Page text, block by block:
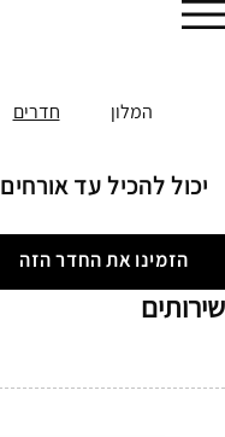
המלון חדרים
יכול להכיל עד אורחים
הזמינו את החדר הזה
שירותים